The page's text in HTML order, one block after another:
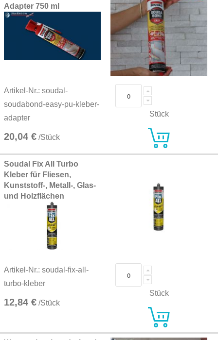
Adapter 750 ml
Artikel-Nr.: soudal-
soudabond-easy-pu-kleber-
adapter
20,04 € /Stück
Stück
Soudal Fix All Turbo
Kleber für Fliesen,
Kunststoff-, Metall-, Glas-
und Holzflächen
Artikel-Nr.: soudal-fix-all-
turbo-kleber
12,84 € /Stück
Stück